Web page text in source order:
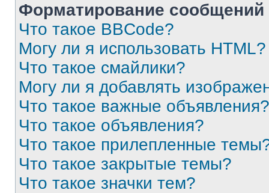
Форматирование
Что такое BBCode?
Могу ли я использовать HTML?
Что такое смайлики?
Могу ли я добавлять
Что такое важные объявления?
Что такое объявления?
Что такое прилепленные
Что такое закрытые темы?
Что такое значки тем?